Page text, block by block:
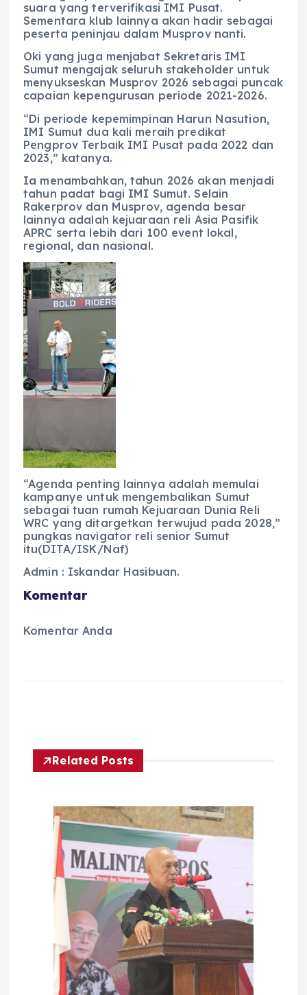
suara yang terverifikasi IMI Pusat.
Sementara klub lainnya akan hadir sebagai
peserta peninjau dalam Musprov nanti.
Oki yang juga menjabat Sekretaris IMI
Sumut mengajak seluruh stakeholder untuk
menyukseskan Musprov 2026 sebagai puncak
capaian kepengurusan periode 2021-2026.
“Di periode kepemimpinan Harun Nasution,
IMI Sumut dua kali meraih predikat
Pengprov Terbaik IMI Pusat pada 2022 dan
2023,” katanya.
Ia menambahkan, tahun 2026 akan menjadi
tahun padat bagi IMI Sumut. Selain
Rakerprov dan Musprov, agenda besar
lainnya adalah kejuaraan reli Asia Pasifik
APRC serta lebih dari 100 event lokal,
regional, dan nasional.
“Agenda penting lainnya adalah memulai
kampanye untuk mengembalikan Sumut
sebagai tuan rumah Kejuaraan Dunia Reli
WRC yang ditargetkan terwujud pada 2028,”
pungkas navigator reli senior Sumut
itu(DITA/ISK/Naf)
Admin : Iskandar Hasibuan.
Komentar
Komentar Anda
Related Posts